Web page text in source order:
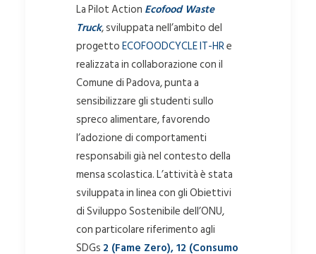
La Pilot Action Ecofood Waste
Truck, sviluppata nell’ambito del
progettoECOFOODCYCLE IT-HRe
realizzata in collaborazione con il
Comune di Padova, punta a
sensibilizzare gli studenti sullo
spreco alimentare, favorendo
l’adozione di comportamenti
responsabili già nel contesto della
mensa scolastica. L’attività è stata
sviluppata in linea con gli Obiettivi
di Sviluppo Sostenibile dell’ONU,
con particolare riferimento agli
SDGs 2 (Fame Zero), 12 (Consumo